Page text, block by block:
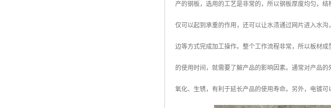
产的钢板，选用的工艺是非常的，所以钢板厚度均匀，
仅可以起到承重的作用，还可以让水渍通过网片进入水
边等方式完成加工操作。整个工作流程非常，所以板材
的使用时间，就需要了解产品的影响因素。通常对产品
氧化、生锈，有利于延长产品的使用寿命。另外，电镀